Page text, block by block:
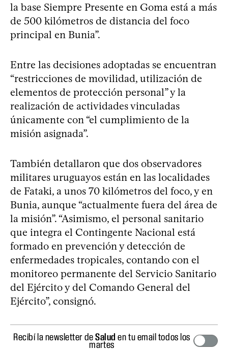
la base Siempre Presente en Goma está a más
de 500 kilómetros de distancia del foco
principal en Bunia”.
Entre las decisiones adoptadas se encuentran
“restricciones de movilidad, utilización de
elementos de protección personal” y la
realización de actividades vinculadas
únicamente con “el cumplimiento de la
misión asignada”.
También detallaron que dos observadores
militares uruguayos están en las localidades
de Fataki, a unos 70 kilómetros del foco, y en
Bunia, aunque “actualmente fuera del área de
la misión”. “Asimismo, el personal sanitario
que integra el Contingente Nacional está
formado en prevención y detección de
enfermedades tropicales, contando con el
monitoreo permanente del Servicio Sanitario
del Ejército y del Comando General del
Ejército”, consignó.
Recibí la newsletter deSalud en tu email todos los
martes